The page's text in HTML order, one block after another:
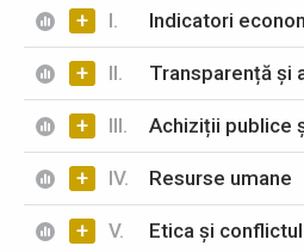
+ I. Indicatori
+ II. Transparență și
+ III. Achiziții publice
+ IV. Resurse umane
+ V. Etica și